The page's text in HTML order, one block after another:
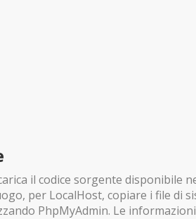
il codice sorgente disponibile
per LocalHost, copiare i file
PhpMyAdmin. Le